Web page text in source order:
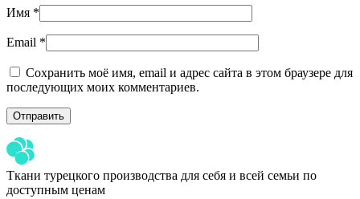
Имя *
Email *
Сохранить моё имя, email и адрес сайта в этом браузере для
последующих моих комментариев.
Ткани турецкого производства для себя и всей семьи по
доступным ценам